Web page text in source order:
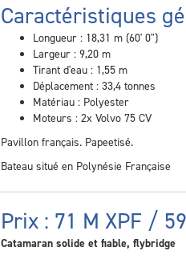
Caractéristiques
Longueur : 18,31 m (60' 0")
Largeur : 9,20 m
Tirant d'eau : 1,55 m
Déplacement : 33,4 tonnes
Matériau : Polyester
Moteurs : 2x Volvo 75 CV
Pavillon français. Papeetisé.
Bateau situé en Polynésie Française
Prix : 71 M XPF /
Catamaran solide et fiable, flybridge